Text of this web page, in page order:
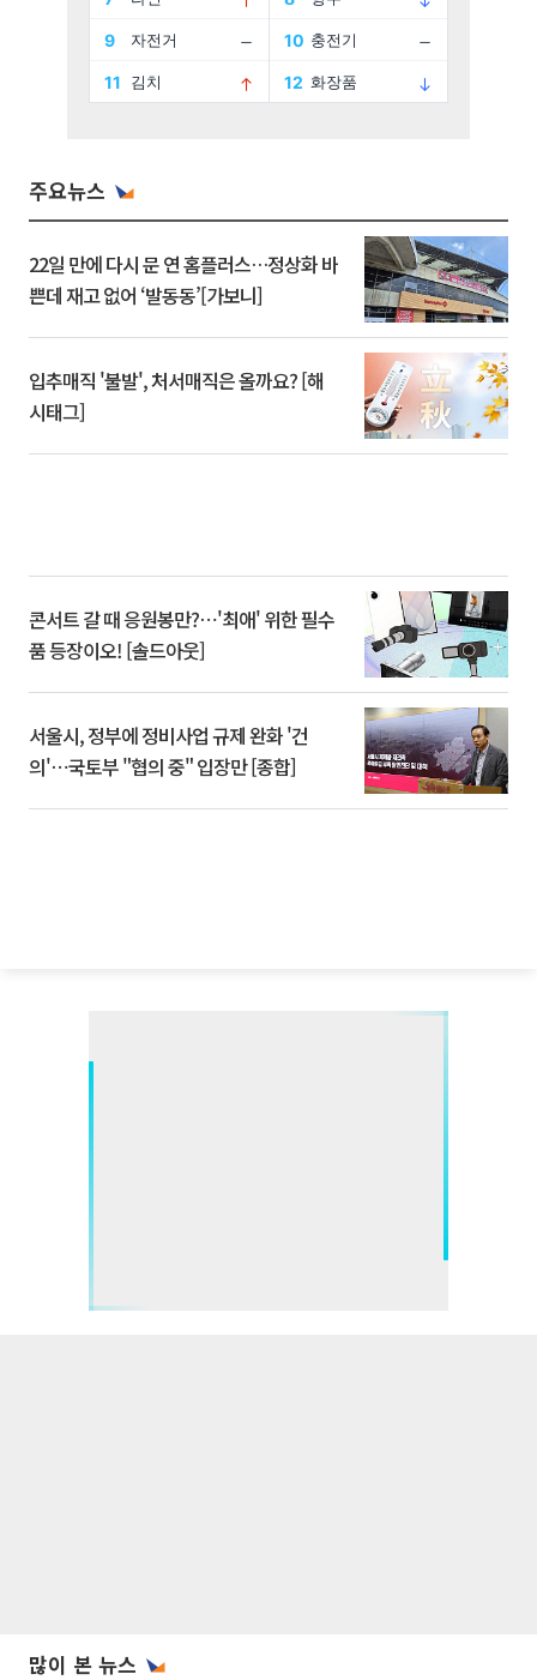
주요뉴스
22일 만에 다시 문 연 홈플러스…정상화 바
쁜데 재고 없어 ‘발동동’[가보니]
입추매직 '불발', 처서매직은 올까요? [해
시태그]
콘서트 갈 때 응원봉만?⋯'최애' 위한 필수
품 등장이오! [솔드아웃]
서울시, 정부에 정비사업 규제 완화 '건
의'⋯국토부 "협의 중" 입장만 [종합]
많이 본 뉴스